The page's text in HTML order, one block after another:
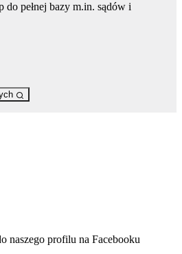
do pełnej bazy m.in. sądów i
się w nowej karcie
naszego profilu na Facebooku